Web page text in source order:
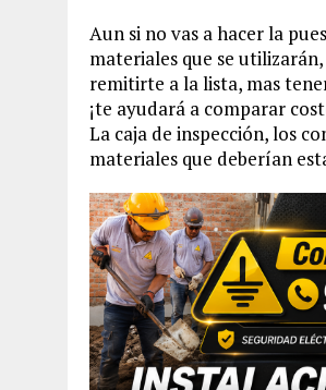
Aun si no vas a hacer la
materiales que se
remitirte a la lista, mas
¡te ayudará a comparar
La caja de inspección, los
materiales que deberían